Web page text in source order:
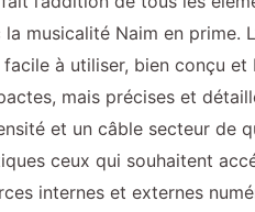
musicalité Naim en prime.
à utiliser, bien conçu
mais précises et
et un câble secteur de
ceux qui souhaitent
internes et externes